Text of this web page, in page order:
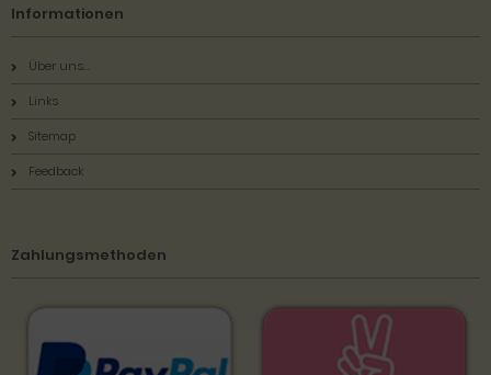
Informationen
Über uns...
Links
Sitemap
Feedback
Zahlungsmethoden